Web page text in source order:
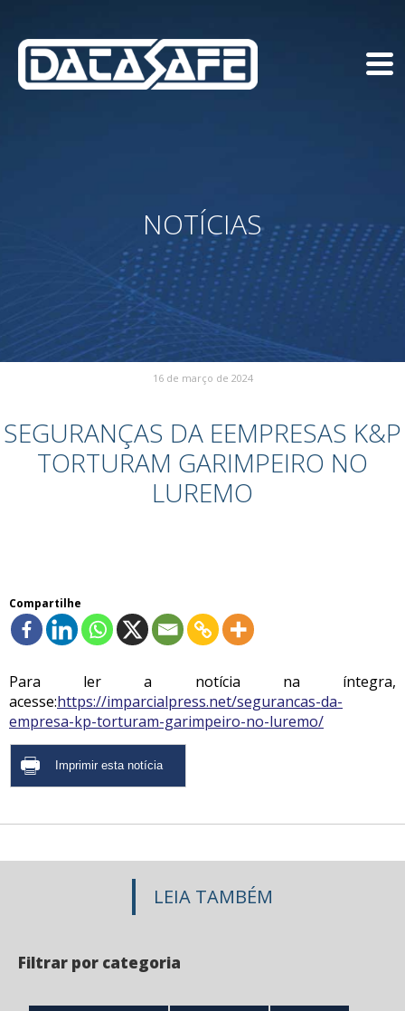
NOTÍCIAS
16 de março de 2024
SEGURANÇAS DA EEMPRESAS K&P
TORTURAM GARIMPEIRO NO
LUREMO
Compartilhe
Para ler a notícia na íntegra,
acesse:https://imparcialpress.net/segurancas-da-
empresa-kp-torturam-garimpeiro-no-luremo/
LEIA TAMBÉM
Filtrar por categoria